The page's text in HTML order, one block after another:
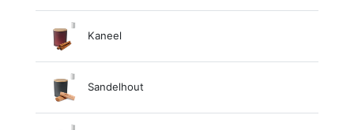
Kaneel
Sandelhout